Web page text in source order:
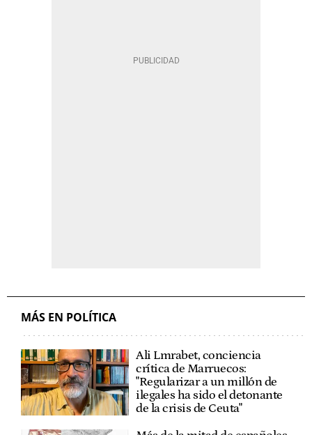
MÁS EN POLÍTICA
Ali Lmrabet, conciencia
crítica de Marruecos:
"Regularizar a un millón de
ilegales ha sido el detonante
de la crisis de Ceuta"